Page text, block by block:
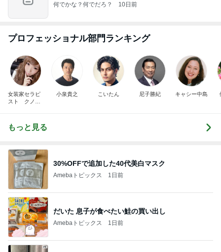
何でかな？何でだろ？ 10日前
プロフェッショナル部門ランキング
女装家セラピ
スト クノタ
小泉貴之 こいたん 尼子勝紀 キャシー中島
もっと見る
30%OFFで追加した40代美白マスク
Amebaトピックス 1日前
だいた 息子が食べたい鮭の買い出し
Amebaトピックス 1日前